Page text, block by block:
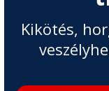
Kikötés,